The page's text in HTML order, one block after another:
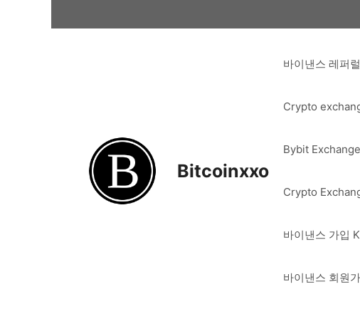
Bitcoinxxo
바이낸스 레퍼
Crypto
Bybit Exchange
Crypto
바이낸스 가입
바이낸스 회원